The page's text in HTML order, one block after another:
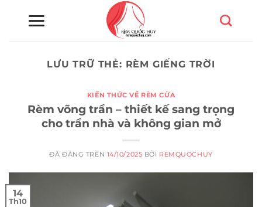
LƯU TRỮ THẺ: RÈM GIẾNG TRỜI
KIẾN THỨC VỀ RÈM CỬA
Rèm võng trần – thiết kế sang trọng
cho trần nhà và không gian mở
ĐÃ ĐĂNG TRÊN 14/10/2025 BỞI REMQUOCHUY
14
Th10